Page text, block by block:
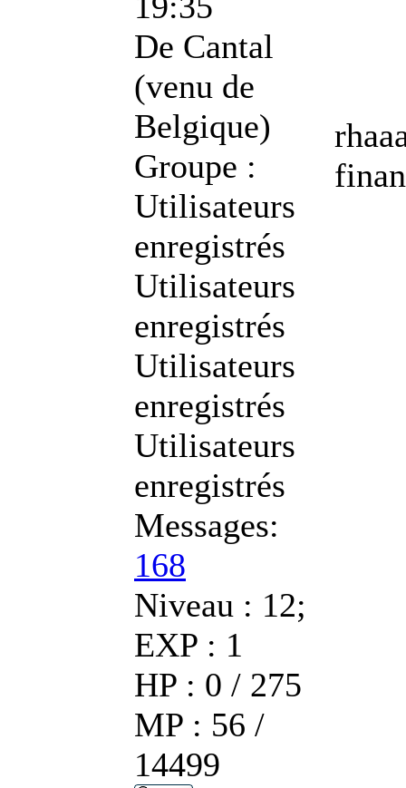
De Cantal
(venu de
Belgique)
Groupe :
Utilisateurs
enregistrés
Utilisateurs
enregistrés
Utilisateurs
enregistrés
Utilisateurs
enregistrés
Messages:
168
Niveau : 12;
EXP : 1
HP : 0 / 275
MP : 56 /
14499